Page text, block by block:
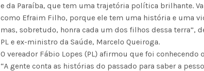
e da Paraíba, que tem uma trajetória política brilhante.
como Efraim Filho, porque ele tem uma história e uma
mas, sobretudo, honra cada um dos filhos dessa terra”,
PL e ex-ministro da Saúde, Marcelo Queiroga.
O vereador Fábio Lopes (PL) afirmou que foi conhecendo
“A gente conta as histórias do passado para saber a